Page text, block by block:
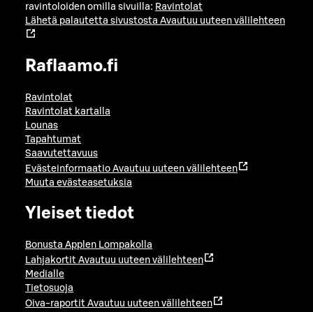
ravintoloiden omilla sivuilla: Ravintolat
Lähetä palautetta sivustosta Avautuu uuteen välilehteen
Raflaamo.fi
Ravintolat
Ravintolat kartalla
Lounas
Tapahtumat
Saavutettavuus
Evästeinformaatio Avautuu uuteen välilehteen
Muuta evästeasetuksia
Yleiset tiedot
Bonusta Applen Lompakolla
Lahjakortit Avautuu uuteen välilehteen
Medialle
Tietosuoja
Oiva-raportit Avautuu uuteen välilehteen